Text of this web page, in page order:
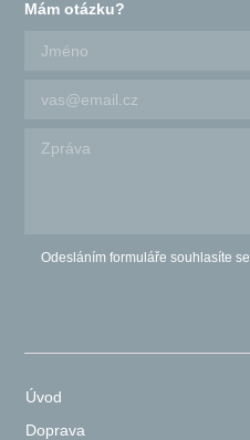
Mám otázku?
Odesláním formuláře souhlasíte se
Úvod
Doprava